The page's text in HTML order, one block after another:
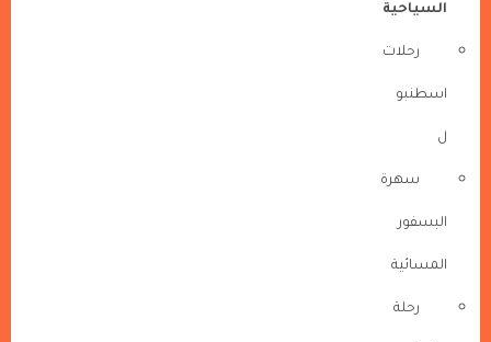
السياحية
رحلات
اسطنبو
ل
سهرة
البسفور
المسائية
رحلة